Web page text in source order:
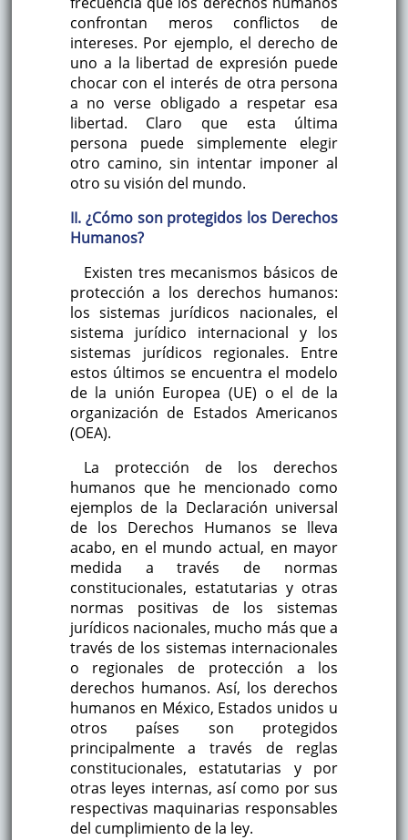
confrontan meros conflictos de
intereses. Por ejemplo, el derecho de
uno a la libertad de expresión puede
chocar con el interés de otra persona
a no verse obligado a respetar esa
libertad. Claro que esta última
persona puede simplemente elegir
otro camino, sin intentar imponer al
otro su visión del mundo.
II. ¿Cómo son protegidos los Derechos
Humanos?
Existen tres mecanismos básicos de
protección a los derechos humanos:
los sistemas jurídicos nacionales, el
sistema jurídico internacional y los
sistemas jurídicos regionales. Entre
estos últimos se encuentra el modelo
de la unión Europea (UE) o el de la
organización de Estados Americanos
(OEA).
La protección de los derechos
humanos que he mencionado como
ejemplos de la Declaración universal
de los Derechos Humanos se lleva
acabo, en el mundo actual, en mayor
medida a través de normas
constitucionales, estatutarias y otras
normas positivas de los sistemas
jurídicos nacionales, mucho más que a
través de los sistemas internacionales
o regionales de protección a los
derechos humanos. Así, los derechos
humanos en México, Estados unidos u
otros países son protegidos
principalmente a través de reglas
constitucionales, estatutarias y por
otras leyes internas, así como por sus
respectivas maquinarias responsables
del cumplimiento de la ley.